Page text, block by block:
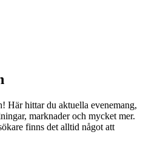
Här hittar du aktuella evenemang,
marknader och mycket mer.
finns det alltid något att